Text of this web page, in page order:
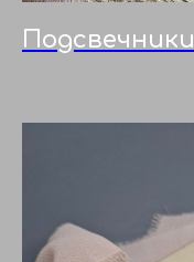
Подсвечники